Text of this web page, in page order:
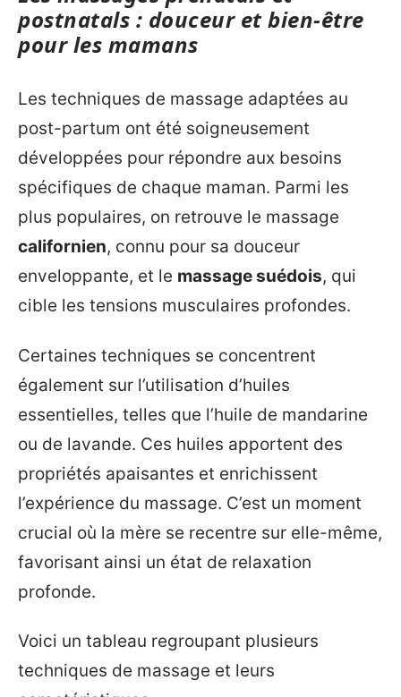
postnatals : douceur et bien-être
pour les mamans
Les techniques de massage adaptées au
post-partum ont été soigneusement
développées pour répondre aux besoins
spécifiques de chaque maman. Parmi les
plus populaires, on retrouve le massage
californien, connu pour sa douceur
enveloppante, et le massage suédois, qui
cible les tensions musculaires profondes.
Certaines techniques se concentrent
également sur l’utilisation d’huiles
essentielles, telles que l’huile de mandarine
ou de lavande. Ces huiles apportent des
propriétés apaisantes et enrichissent
l’expérience du massage. C’est un moment
crucial où la mère se recentre sur elle-même,
favorisant ainsi un état de relaxation
profonde.
Voici un tableau regroupant plusieurs
techniques de massage et leurs